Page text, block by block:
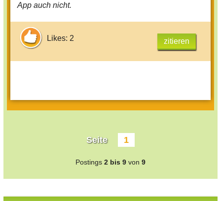
App auch nicht.
Likes: 2 zitieren
Seite 1
Postings 2 bis 9 von 9